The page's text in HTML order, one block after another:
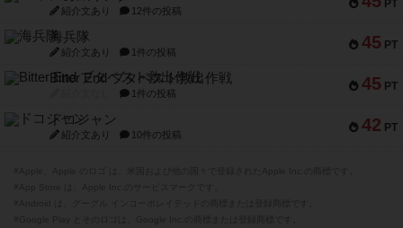
PT
紹介文あり 12件の投稿
45 PT
海兵隊
紹介文あり 1件の投稿
45 PT
Bitter End ブタペスト救出作戦
1件の投稿
42 PT
ドコジャン
紹介文あり 10件の投稿